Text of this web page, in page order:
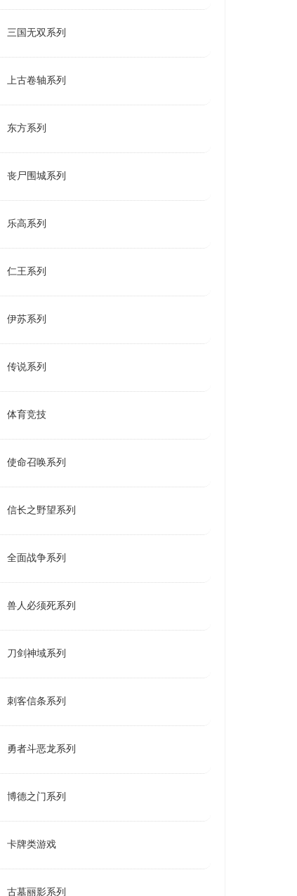
三国无双系列
上古卷轴系列
东方系列
丧尸围城系列
乐高系列
仁王系列
伊苏系列
传说系列
体育竞技
使命召唤系列
信长之野望系列
全面战争系列
兽人必须死系列
刀剑神域系列
刺客信条系列
勇者斗恶龙系列
博德之门系列
卡牌类游戏
古墓丽影系列